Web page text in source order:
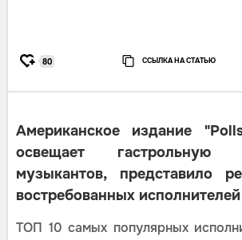
80 ССЫЛКА НА СТАТЬЮ
Американское издание
освещает гастрольную
музыкантов, представило
востребованных исполнителей
ТОП 10 самых популярных